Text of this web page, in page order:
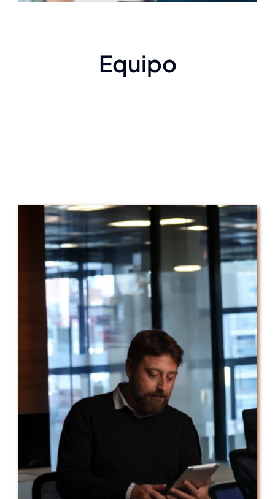
Equipo